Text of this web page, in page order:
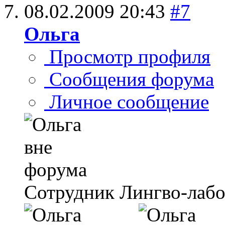
08.02.2009 20:43 #7
Ольга
Просмотр профиля
Сообщения форума
Личное сообщение
Сотрудник Лингво-